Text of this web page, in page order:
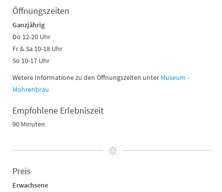
Öffnungszeiten
Ganzjährig
Do 12-20 Uhr
Fr & Sa 10-18 Uhr
So 10-17 Uhr
Wetere Informatione zu den Öffnungszeiten unter Museum -
Mohrenbräu
Empfohlene Erlebniszeit
90 Minuten
Preis
Erwachsene